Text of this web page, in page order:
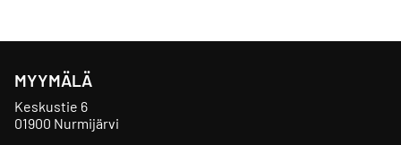
MYYMÄLÄ
Keskustie 6
01900 Nurmijärvi